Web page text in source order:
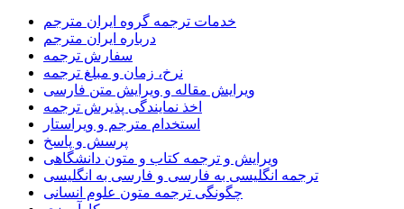
خدمات ترجمه گروه ایران مترجم
درباره ایران مترجم
سفارش ترجمه
نرخ، زمان و مبلغ ترجمه
ویرایش مقاله و ویرایش متن فارسی
اخذ نمایندگی پذیرش ترجمه
استخدام مترجم و ویراستار
پرسش و پاسخ
ویرایش و ترجمه کتاب و متون دانشگاهی
ترجمه انگلیسی به فارسی و فارسی به انگلیسی
چگونگی ترجمه متون علوم انسانی